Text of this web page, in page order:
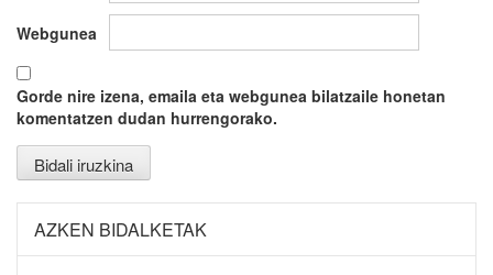
Webgunea
Gorde nire izena, emaila eta webgunea bilatzaile honetan
komentatzen dudan hurrengorako.
AZKEN BIDALKETAK